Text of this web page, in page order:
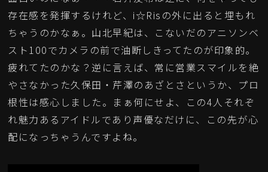
存在感を発揮するけれど、i☆Risの外に出ると埋もれ
ちゃうのかなぁ。山北早紀は、こないだのアニソンベ
スト100でカメラの前で油断しきってたのが印象的。
疲れてたのかな？逆に言えば、常に営業スマイルを絶
やさなかった久保田・芹澤のあざとさというか、プロ
根性は感心しました。まぁ何にせよ、この4人それぞ
れ魅力あるアイドルであり声優なだけに、この先が心
配になっちゃうんですよね。